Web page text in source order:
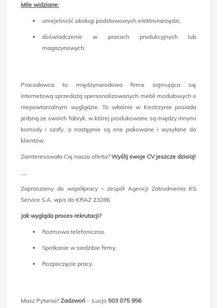
Mile widziane:
umejetność obsługi podstawowych elektronarzędzi,
doświadczenie w pracach produkcyjnych lub
magazynowych.
Pracodawca to międzynarodowa firma zajmująca się
internetową sprzedażą spersonalizowanych mebli modułowych o
niepowtarzalnym wyglądzie. To właśnie w Kostrzynie posiada
jedyną ze swoich fabryk, w której produkowane są między innymi
komody i szafy, a następnie są one pakowane i wysyłane do
klientów.
Zainteresowała Cię nasza oferta? Wyślij swoje CV jeszcze dzisiaj!
Zapraszamy do współpracy – zespół Agencji Zatrudnienia KS
Service S.A. wpis do KRAZ 23286
Jak wygląda proces rekrutacji?
Rozmowa telefoniczna,
Spotkanie w siedzibie firmy,
Rozpoczęcie pracy.
Masz Pytania? Zadzwoń - Łucja 503 075 956